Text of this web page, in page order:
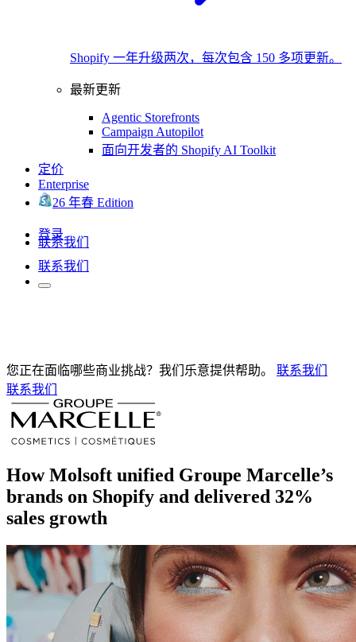
Shopify 一年升级两次，每次包含 150 多项更新。
最新更新
Agentic Storefronts
Campaign Autopilot
面向开发者的 Shopify AI Toolkit
定价
Enterprise
26 年春 Edition
登录
联系我们
联系我们
您正在面临哪些商业挑战？我们乐意提供帮助。
联系我们
联系我们
How Molsoft unified Groupe Marcelle’s
brands on Shopify and delivered 32%
sales growth